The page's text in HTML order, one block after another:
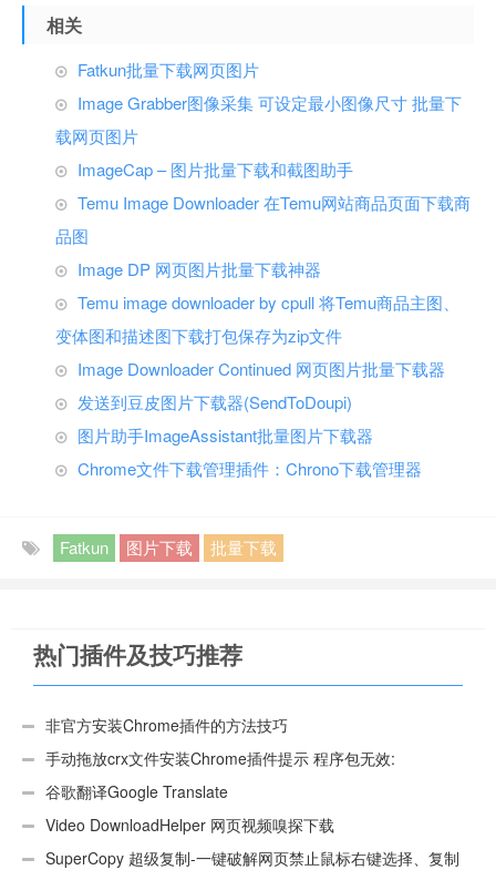
相关
Fatkun批量下载网页图片
Image Grabber图像采集 可设定最小图像尺寸 批量下
载网页图片
ImageCap – 图片批量下载和截图助手
Temu Image Downloader 在Temu网站商品页面下载商
品图
Image DP 网页图片批量下载神器
Temu image downloader by cpull 将Temu商品主图、
变体图和描述图下载打包保存为zip文件
Image Downloader Continued 网页图片批量下载器
发送到豆皮图片下载器(SendToDoupi)
图片助手ImageAssistant批量图片下载器
Chrome文件下载管理插件：Chrono下载管理器
Fatkun 图片下载 批量下载
热门插件及技巧推荐
非官方安装Chrome插件的方法技巧
手动拖放crx文件安装Chrome插件提示 程序包无效:
“CEX_HEADER_INVALID”的解决办法
谷歌翻译Google Translate
Video DownloadHelper 网页视频嗅探下载
SuperCopy 超级复制-一键破解网页禁止鼠标右键选择、复制